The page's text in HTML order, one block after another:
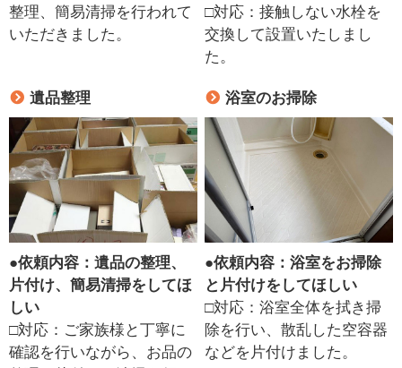
整理、簡易清掃を行われて
いただきました。
□対応：接触しない水栓を
交換して設置いたしまし
た。
遺品整理
●依頼内容：遺品の整理、
片付け、簡易清掃をしてほ
しい
□対応：ご家族様と丁寧に
確認を行いながら、お品の
浴室のお掃除
●依頼内容：浴室をお掃除
と片付けをしてほしい
□対応：浴室全体を拭き掃
除を行い、散乱した空容器
などを片付けました。